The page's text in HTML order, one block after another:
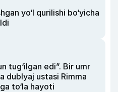
yo‘l qurilishi bo‘yicha
tug‘ilgan edi”. Bir umr
dublyaj ustasi Rimma
to‘la hayoti